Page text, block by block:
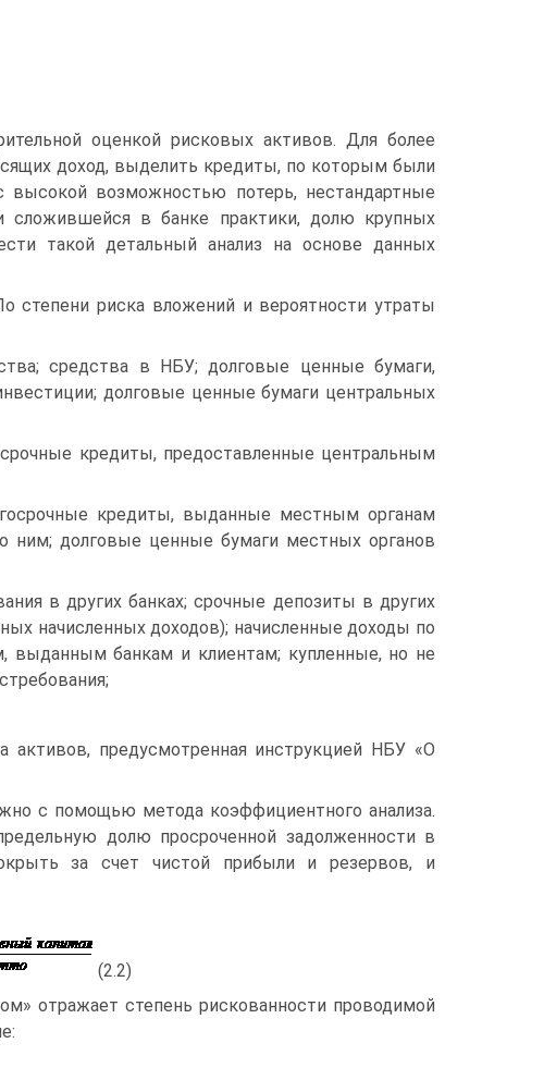
оценкой рисковых активов. Для более
доход, выделить кредиты, по которым были
возможностью потерь, нестандартные
в банке практики, долю крупных
такой детальный анализ на основе данных
степени риска вложений и вероятности утраты
средства в НБУ; долговые ценные бумаги,
долговые ценные бумаги центральных
кредиты, предоставленные центральным
кредиты, выданные местным органам
ним; долговые ценные бумаги местных органов
в других банках; срочные депозиты в других
начисленных доходов); начисленные доходы по
выданным банкам и клиентам; купленные, но не
активов, предусмотренная инструкцией НБУ «О
с помощью метода коэффициентного анализа.
долю просроченной задолженности в
за счет чистой прибыли и резервов, и
(2.2)
отражает степень рискованности проводимой